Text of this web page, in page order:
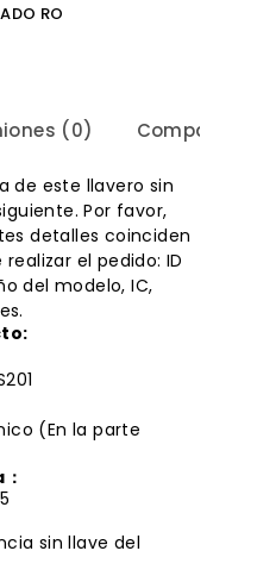
RO
(0)
de este llavero sin
Por favor,
detalles coinciden
el pedido: ID
del modelo, IC,
(En la parte
sin llave del